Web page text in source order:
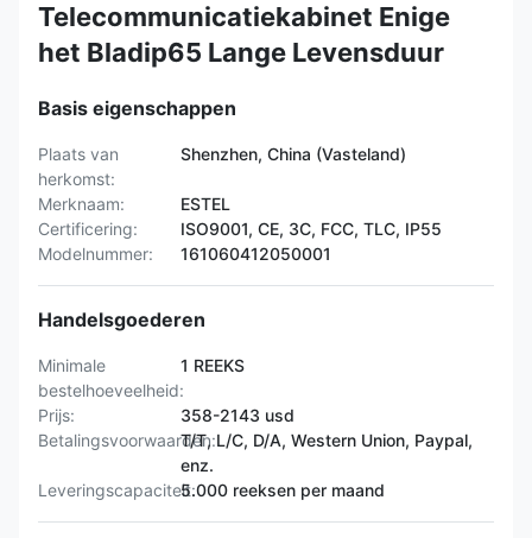
Telecommunicatiekabinet Enige
het Bladip65 Lange Levensduur
Basis eigenschappen
Plaats van
herkomst:
Shenzhen, China (Vasteland)
Merknaam:
ESTEL
Certificering:
ISO9001, CE, 3C, FCC, TLC, IP55
Modelnummer:
161060412050001
Handelsgoederen
Minimale
bestelhoeveelheid:
1 REEKS
Prijs:
358-2143 usd
Betalingsvoorwaarden:T/T, L/C, D/A, Western Union, Paypal,
enz.
Leveringscapaciteit:5.000 reeksen per maand